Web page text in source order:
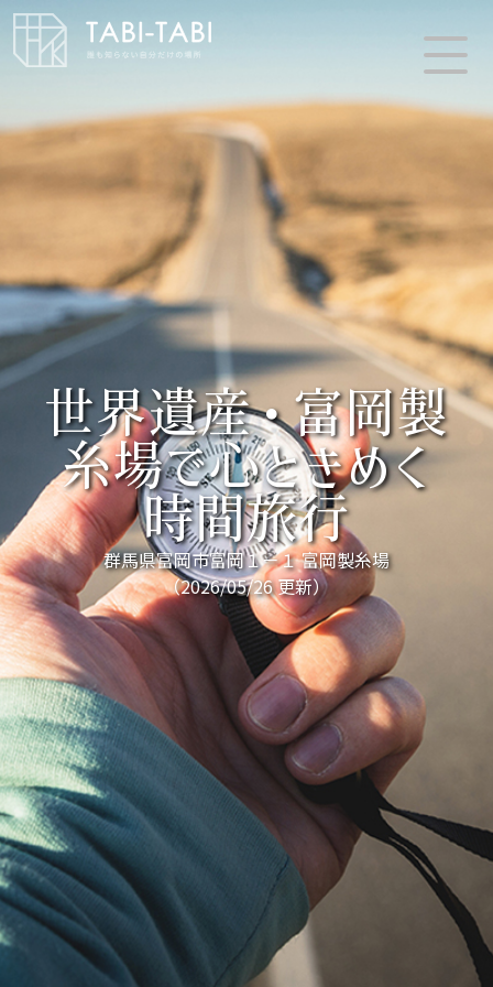
世界遺産・富岡製
糸場で心ときめく
時間旅行
群馬県富岡市富岡１－１ 富岡製糸場
（2026/05/26 更新）